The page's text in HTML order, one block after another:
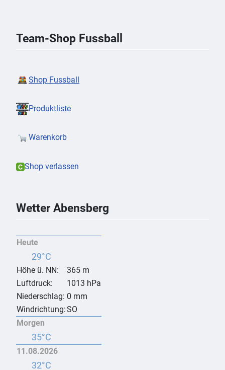
Team-Shop Fussball
Shop Fussball
Produktliste
Warenkorb
Shop verlassen
Wetter Abensberg
Heute
29°C
Höhe ü. NN:
365 m
Luftdruck:
1013 hPa
Niederschlag: 0 mm
Windrichtung:SO
Morgen
35°C
11.08.2026
32°C